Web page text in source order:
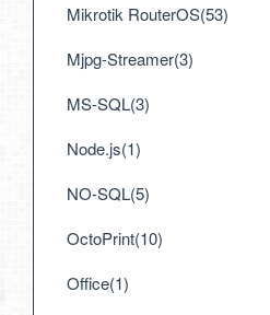
Mikrotik RouterOS(53)
Mjpg-Streamer(3)
MS-SQL(3)
Node.js(1)
NO-SQL(5)
OctoPrint(10)
Office(1)